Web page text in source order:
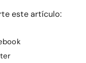
este artículo: